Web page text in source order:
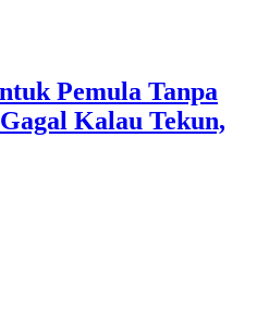
Pemula Tanpa
Kalau Tekun,